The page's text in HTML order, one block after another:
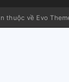
thuộc về Evo